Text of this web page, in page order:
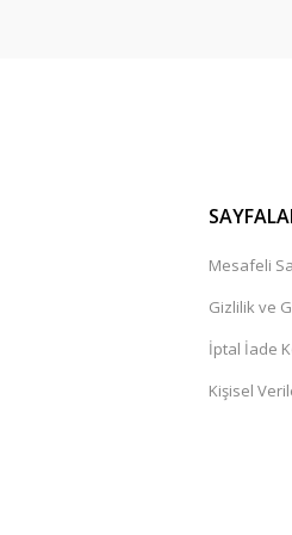
Mesafeli
Gizlilik ve
İptal İade
Kişisel